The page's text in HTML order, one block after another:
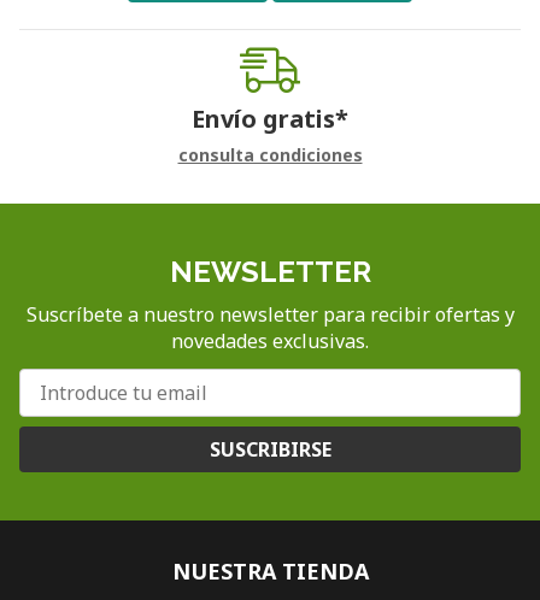
Envío gratis*
consulta condiciones
NEWSLETTER
Suscríbete a nuestro newsletter para recibir ofertas y
novedades exclusivas.
SUSCRIBIRSE
NUESTRA TIENDA